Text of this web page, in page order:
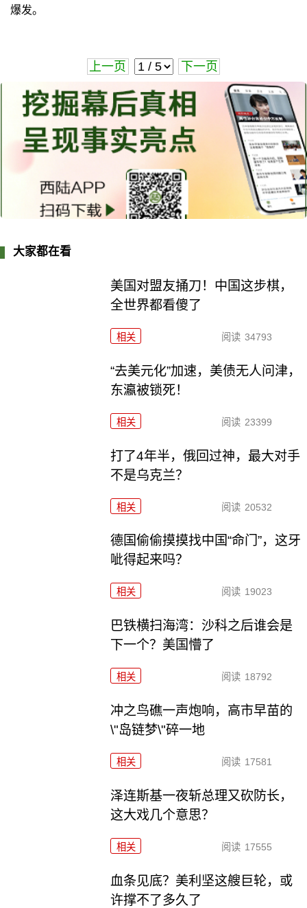
爆发。
上一页 下一页
大家都在看
美国对盟友捅刀！中国这步棋，
全世界都看傻了
相关 阅读 34793
“去美元化”加速，美债无人问津，
东瀛被锁死！
相关 阅读 23399
打了4年半，俄回过神，最大对手
不是乌克兰？
相关 阅读 20532
德国偷偷摸摸找中国“命门”，这牙
呲得起来吗？
相关 阅读 19023
巴铁横扫海湾：沙科之后谁会是
下一个？美国懵了
相关 阅读 18792
冲之鸟礁一声炮响，高市早苗的
\"岛链梦\"碎一地
相关 阅读 17581
泽连斯基一夜斩总理又砍防长，
这大戏几个意思？
相关 阅读 17555
血条见底？美利坚这艘巨轮，或
许撑不了多久了